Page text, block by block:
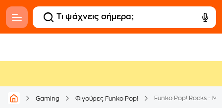
Gaming Φιγούρες Funko Pop! Funko Pop! Rocks -